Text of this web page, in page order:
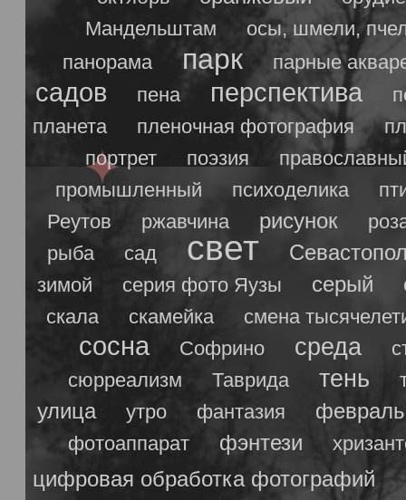
Мандельштам
осы, шмели,
панорама
парк парные
садов пена перспектива
планета
пленочная фотография
портрет
поэзия
промышленный
психоделика
Реутов
ржавчина рисунок
рыба
сад свет
зимой серия фото Яузы серый
скала скамейка смена
сосна Софрино среда
сюрреализм
Таврида тень
улица утро фантазия февраль
фотоаппарат фэнтези
цифровая обработка фотографий